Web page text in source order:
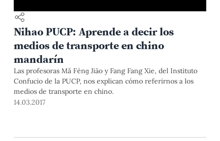
Nihao PUCP: Aprende a decir los
medios de transporte en chino
mandarín
Las profesoras Mǎ Fènɡ Jiāo y Fang Fang Xie, del Instituto
Confucio de la PUCP, nos explican cómo referirnos a los
medios de transporte en chino.
14.03.2017